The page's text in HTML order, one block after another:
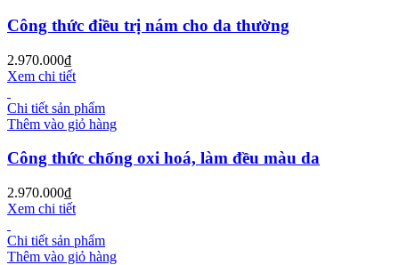
Công thức điều trị nám cho da thường
2.970.000₫
Xem chi tiết
Chi tiết sản phẩm
Thêm vào giỏ hàng
Công thức chống oxi hoá, làm đều màu da
2.970.000₫
Xem chi tiết
Chi tiết sản phẩm
Thêm vào giỏ hàng